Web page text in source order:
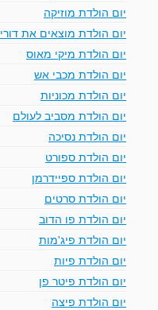
יום הולדת מוזיקה
יום הולדת מוצאים את דורי
יום הולדת מיקי מאוס
יום הולדת מכבי אש
יום הולדת מכוניות
יום הולדת מסביב לעולם
יום הולדת נסיכה
יום הולדת ספורט
יום הולדת ספיידרמן
יום הולדת סרטים
יום הולדת פו הדוב
יום הולדת פיג'מות
יום הולדת פיות
יום הולדת פיטר פן
יום הולדת פיצה